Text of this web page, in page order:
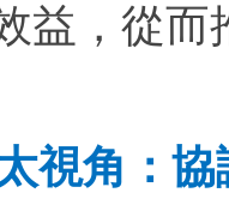
益，從而
視角：